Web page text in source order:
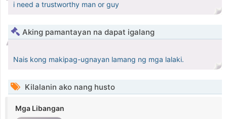
i need a trustworthy man or guy
Aking pamantayan na dapat igalang
Nais kong makipag-ugnayan lamang ng mga lalaki.
Kilalanin ako nang husto
Mga Libangan